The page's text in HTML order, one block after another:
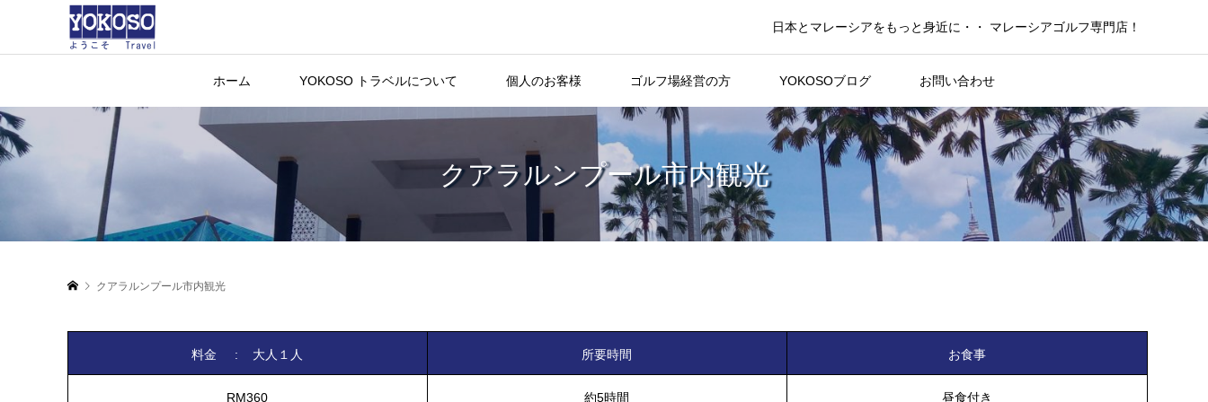
日本とマレーシアをもっと身近に・・ マレーシアゴルフ専門店！
ホーム YOKOSO トラベルについて 個人のお客様 ゴルフ場経営の方 YOKOSOブログ お問い合わせ
クアラルンプール市内観光
クアラルンプール市内観光
料金 : 大人１人 所要時間 お食事
RM360 約5時間 昼食付き